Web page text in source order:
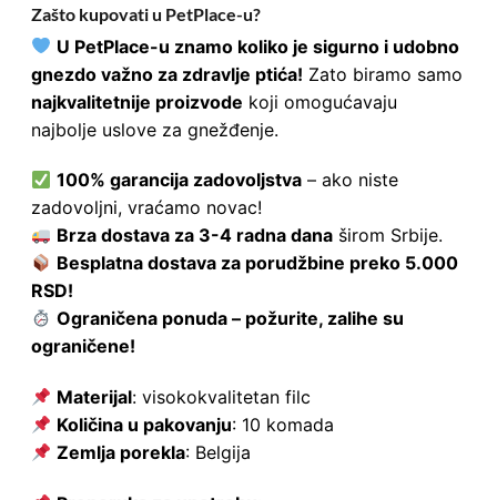
Zašto kupovati u PetPlace-u?
U PetPlace-u znamo koliko je sigurno i udobno
gnezdo važno za zdravlje ptića! Zato biramo samo
najkvalitetnije proizvode koji omogućavaju
najbolje uslove za gnežđenje.
100% garancija zadovoljstva – ako niste
zadovoljni, vraćamo novac!
Brza dostava za 3-4 radna dana širom Srbije.
Besplatna dostava za porudžbine preko 5.000
RSD!
Ograničena ponuda – požurite, zalihe su
ograničene!
Materijal: visokokvalitetan filc
Količina u pakovanju: 10 komada
Zemlja porekla: Belgija